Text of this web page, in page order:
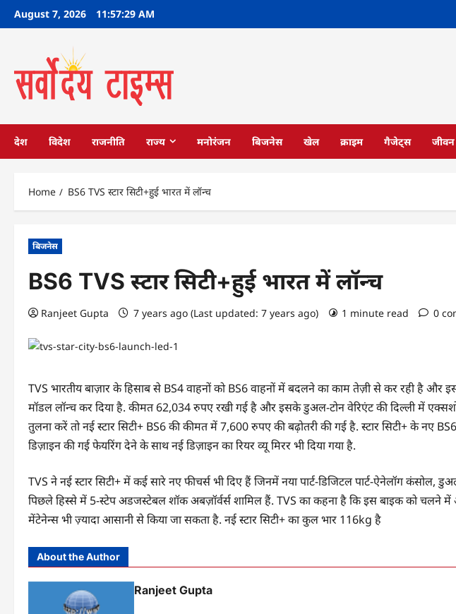
SkipAugust 7, 2026 11:57:29 AM
देश विदेश राजनीति राज्य मनोरंजन बिजनेस खेल क्राइम गैजेट्स
Home BS6 TVS स्टार सिटी+हुई भारत में लॉन्च
बिजनेस
BS6 TVS स्टार सिटी+हुई भारत में लॉन्च
Ranjeet Gupta 7 years ago (Last updated: 7 years ago) 1 minute read 0
TVS भारतीय बाज़ार के हिसाब से BS4 वाहनों को BS6 वाहनों में बदलने का काम तेज़ी से कर रही है और
मॉडल लॉन्च कर दिया है. कीमत 62,034 रुपए रखी गई है और इसके डुअल-टोन वेरिएंट की दिल्ली में
तुलना करें तो नई स्टार सिटी+ BS6 की कीमत में 7,600 रुपए की बढ़ोतरी की गई है. स्टार सिटी+ के नए
डिज़ाइन की गई फेयरिंग देने के साथ नई डिज़ाइन का रियर व्यू मिरर भी दिया गया है.
TVS ने नई स्टार सिटी+ में कई सारे नए फीचर्स भी दिए हैं जिनमें नया पार्ट-डिजिटल पार्ट-ऐनेलॉग कंसोल,
पिछले हिस्से में 5-स्टेप अडजस्टेबल शॉक अबज़ॉर्वर्स शामिल हैं. TVS का कहना है कि इस बाइक को चलने
मेंटेनेन्स भी ज़्यादा आसानी से किया जा सकता है. नई स्टार सिटी+ का कुल भार 116kg है
About the Author
Ranjeet Gupta